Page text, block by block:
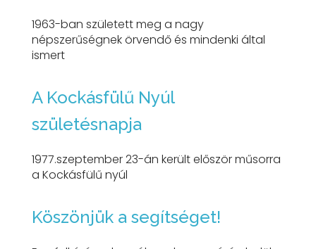
1963-ban született meg a nagy
népszerűségnek örvendő és mindenki által
ismert
A Kockásfülű Nyúl
születésnapja
1977.szeptember 23-án került először műsorra
a Kockásfülű nyúl
Köszönjük a segítséget!